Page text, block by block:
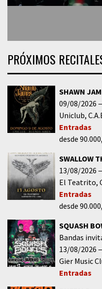
PRÓXIMOS
SHAWN
09/08/2026
Uniclub
Entradas
desde
SWALLOW
13/08/2026
El Teatrito
Entradas
desde
SQUASH
Bandas
13/08/2026
Gier Music
Entradas